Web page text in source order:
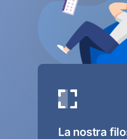
La nostra